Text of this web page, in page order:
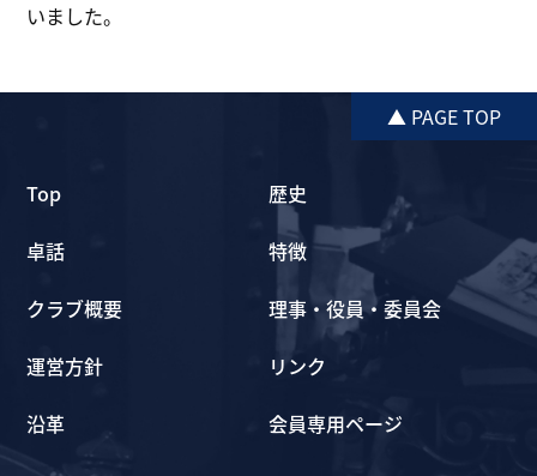
いました。
▲ PAGE TOP
Top
卓話
クラブ概要
運営方針
沿革
歴史
特徴
理事・役員・委員会
リンク
会員専用ページ